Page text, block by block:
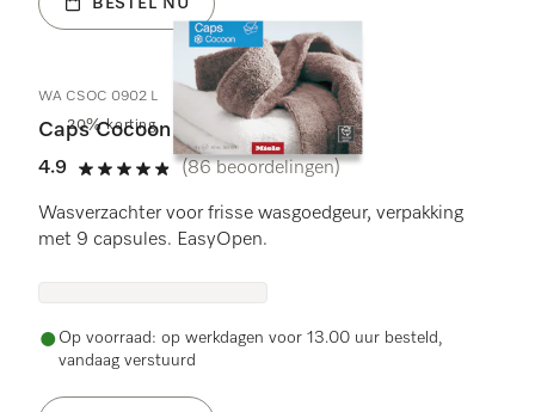
20% korting
WA CSOC 0902 L
Caps Cocoon
4.9
4.9 sterren op 5
(86 beoordelingen)
Wasverzachter voor frisse wasgoedgeur, verpakking
met 9 capsules. EasyOpen.
Op voorraad: op werkdagen voor 13.00 uur besteld,
vandaag verstuurd